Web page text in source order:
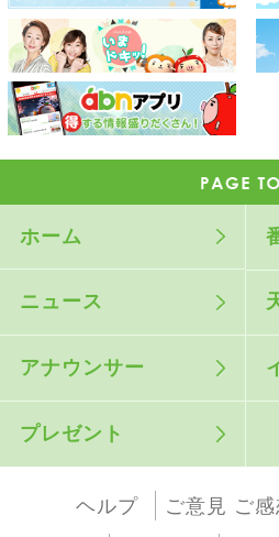
ホーム
ニュース
アナウンサー
プレゼント
ヘルプ ご意見 ご感